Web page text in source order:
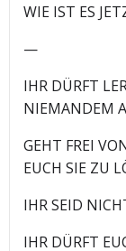
WIE IST ES
—
IHR DÜRFT
NIEMANDEM
GEHT FREI
EUCH SIE ZU
IHR SEID
IHR DÜRFT